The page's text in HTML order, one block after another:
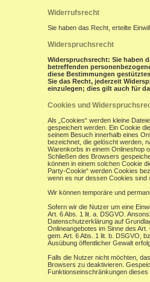
Widerrufsrecht
Sie haben das Recht, erteilte
Widerspruchsrecht
Widerspruchsrecht: Sie haben
betreffenden
diese Bestimmungen
Sie das Recht, jederzeit
einzulegen; dies gilt auch für
Cookies und
Als „Cookies“ werden kleine
gespeichert werden. Ein Cookie
seinem Besuch innerhalb eines
bezeichnet, die gelöscht werden,
Warenkorbs in einem Onlineshop
Schließen des Browsers
können in einem solchen Cookie
Party-Cookie“ werden Cookies
wenn es nur dessen Cookies sind
Wir können temporäre und
Sofern wir die Nutzer um eine
Art. 6 Abs. 1 lit. a. DSGVO.
Datenschutzerklärung auf
Onlineangebotes im Sinne des
gem. Art. 6 Abs. 1 lit. b. DSGVO,
Ausübung öffentlicher Gewalt
Falls die Nutzer nicht möchten,
Browsers zu deaktivieren.
Funktionseinschränkungen dieses